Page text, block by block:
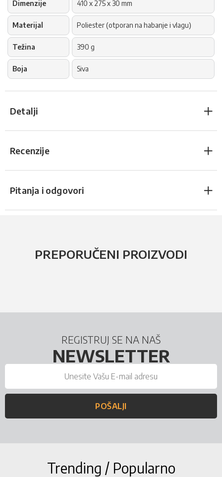
Dimenzije 410 x 275 x 30 mm
Materijal Poliester (otporan na habanje i vlagu)
Težina 390 g
Boja Siva
Detalji
Recenzije
Pitanja i odgovori
PREPORUČENI PROIZVODI
REGISTRUJ SE NA NAŠ
NEWSLETTER
POŠALJI
Trending / Popularno